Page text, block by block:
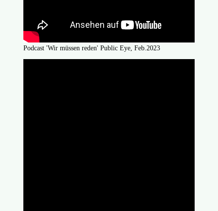
Podcast 'Wir müssen reden' Public Eye, Feb.2023